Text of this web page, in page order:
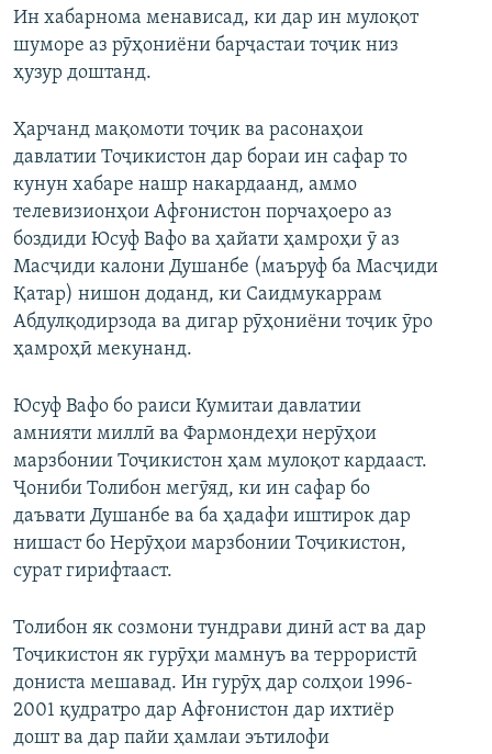
Ин хабарнома менависад, ки дар ин мулоқот
шуморе аз рӯҳониёни барҷастаи тоҷик низ
ҳузур доштанд.
Ҳарчанд мақомоти тоҷик ва расонаҳои
давлатии Тоҷикистон дар бораи ин сафар то
кунун хабаре нашр накардаанд, аммо
телевизионҳои Афғонистон порчаҳоеро аз
боздиди Юсуф Вафо ва ҳайати ҳамроҳи ӯ аз
Масҷиди калони Душанбе (маъруф ба Масҷиди
Қатар) нишон доданд, ки Саидмукаррам
Абдулқодирзода ва дигар рӯҳониёни тоҷик ӯро
ҳамроҳӣ мекунанд.
Юсуф Вафо бо раиси Кумитаи давлатии
амнияти миллӣ ва Фармондеҳи нерӯҳои
марзбонии Тоҷикистон ҳам мулоқот кардааст.
Ҷониби Толибон мегӯяд, ки ин сафар бо
даъвати Душанбе ва ба ҳадафи иштирок дар
нишаст бо Нерӯҳои марзбонии Тоҷикистон,
сурат гирифтааст.
Толибон як созмони тундрави динӣ аст ва дар
Тоҷикистон як гурӯҳи мамнуъ ва террористӣ
дониста мешавад. Ин гурӯҳ дар солҳои 1996-
2001 қудратро дар Афғонистон дар ихтиёр
дошт ва дар пайи ҳамлаи эътилофи